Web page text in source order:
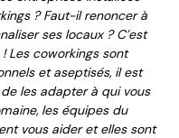
? Faut-il renoncer à
ses locaux ? C’est
Les coworkings sont
et aseptisés, il est
les adapter à qui vous
les équipes du
vous aider et elles sont